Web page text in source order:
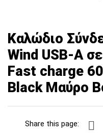
Καλώδιο
Wind USB-A
Fast charge
Black Μαύρο
Share this page: